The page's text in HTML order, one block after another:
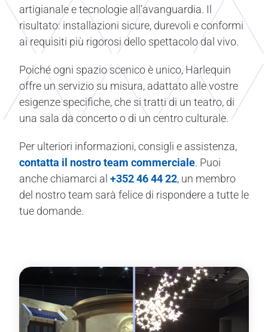
artigianale e tecnologie all’avanguardia. Il
risultato: installazioni sicure, durevoli e conformi
ai requisiti più rigorosi dello spettacolo dal vivo.
Poiché ogni spazio scenico è unico, Harlequin
offre un servizio su misura, adattato alle vostre
esigenze specifiche, che si tratti di un teatro, di
una sala da concerto o di un centro culturale.
Per ulteriori informazioni, consigli e assistenza,
contatta il nostro team commerciale. Puoi
anche chiamarci al +352 46 44 22, un membro
del nostro team sarà felice di rispondere a tutte le
tue domande.